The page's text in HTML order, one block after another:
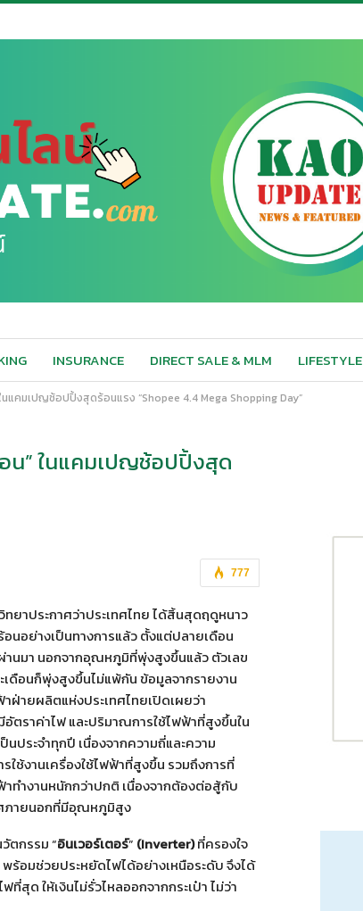
INSURANCE DIRECT SALE & MLM LIFESTYLE
แคมเปญช้อปปิ้งสุดร้อนแรง “Shopee 4.4 Mega Shopping Day”
น” ในแคมเปญช้อปปิ้งสุด
777
ยาประกาศว่าประเทศไทย ได้สิ้นสุดฤดูหนาว
อนอย่างเป็นทางการแล้ว ตั้งแต่ปลายเดือน
นมา นอกจากอุณหภูมิที่พุ่งสูงขึ้นแล้ว ตัวเลข
เดือนก็พุ่งสูงขึ้นไม่แพ้กัน ข้อมูลจากรายงาน
ฝ่ายผลิตแห่งประเทศไทยเปิดเผยว่า
อัตราค่าไฟ และปริมาณการใช้ไฟฟ้าที่สูงขึ้นใน
นประจำทุกปี เนื่องจากความถี่และความ
รใช้งานเครื่องใช้ไฟฟ้าที่สูงขึ้น รวมถึงการที่
าทำงานหนักกว่าปกติ เนื่องจากต้องต่อสู้กับ
ภายนอกที่มีอุณหภูมิสูง
ตกรรม “อินเวอร์เตอร์” (Inverter)ที่ครองใจ
ร้อมช่วยประหยัดไฟได้อย่างเหนือระดับ จึงได้
สุด ให้เงินไม่รั่วไหลออกจากกระเป๋า ไม่ว่า